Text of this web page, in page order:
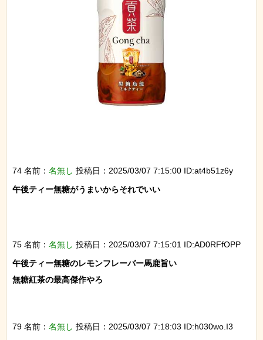
74 名前： 名無し 投稿日：2025/03/07 7:15:00 ID:at4b51z6y
午後ティー無糖がうまいからそれでいい
75 名前： 名無し 投稿日：2025/03/07 7:15:01 ID:AD0RFfOPP
午後ティー無糖のレモンフレーバー馬鹿旨い
無糖紅茶の最高傑作やろ
79 名前： 名無し 投稿日：2025/03/07 7:18:03 ID:h030wo.I3